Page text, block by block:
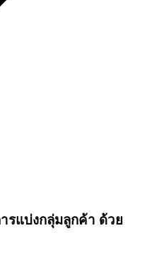
รแบ่งกลุ่มลูกค้า ด้วย